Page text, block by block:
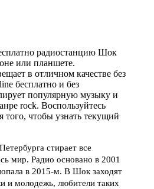
радиостанцию Шок
или планшете.
в отличном качестве без
бесплатно и без
популярную музыку и
rock. Воспользуйтесь
того, чтобы узнать текущий
стирает все
мир. Радио основано в 2001
в 2015-м. В Шок заходят
и молодежь, любители таких